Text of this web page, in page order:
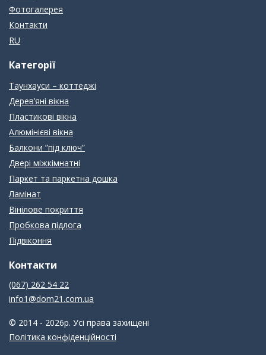
Фотогалерея
Контакти
RU
Категорії
Таунхауси – коттеджі
Дерев’яні вікна
Пластикові вікна
Алюмінієві вікна
Балкони ”під ключ”
Двері міжкімнатні
Паркет та паркетна дошка
Ламінат
Вінілове покриття
Пробкова підлога
Підвіконня
Контакти
(067) 262 54 22
info1@dom21.com.ua
© 2014 - 2026р. Усі права захищені
Політика конфіденційності